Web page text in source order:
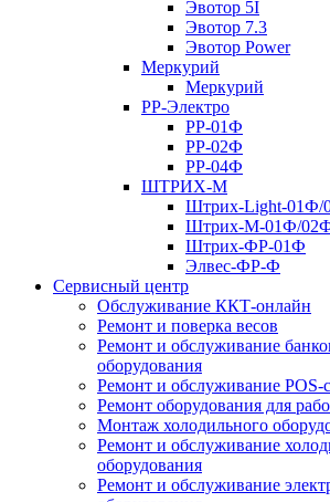
Эвотор 5I
Эвотор 7.3
Эвотор Power
Меркурий
Меркурий
РР-Электро
РР-01Ф
РР-02Ф
РР-04Ф
ШТРИХ-М
Штрих-Light-01Ф/
Штрих-М-01Ф/
Штрих-ФР-01Ф
Элвес-ФР-Ф
Сервисный центр
Обслуживание ККТ-онлайн
Ремонт и поверка весов
Ремонт и обслуживание
оборудования
Ремонт и обслуживание POS-
Ремонт оборудования для
Монтаж холодильного
Ремонт и обслуживание
оборудования
Ремонт и обслуживание